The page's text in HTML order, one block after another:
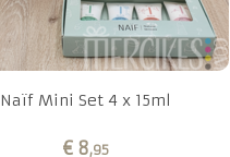
Naïf Mini Set 4 x 15ml
€ 8,95